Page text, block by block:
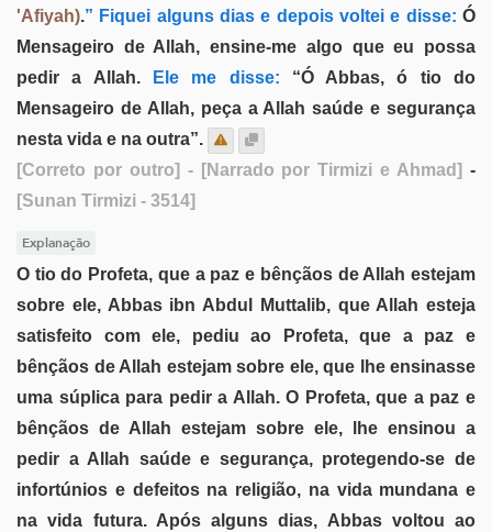
'Afiyah).” Fiquei alguns dias e depois voltei e disse: Ó
Mensageiro de Allah, ensine-me algo que eu possa
pedir a Allah.Ele me disse: “Ó Abbas, ó tio do
Mensageiro de Allah, peça a Allah saúde e segurança
nesta vida e na outra”.
[Correto por outro] - [Narrado por Tirmizi e Ahmad] -
[Sunan Tirmizi - 3514]
Explanação
O tio do Profeta, que a paz e bênçãos de Allah estejam
sobre ele, Abbas ibn Abdul Muttalib, que Allah esteja
satisfeito com ele, pediu ao Profeta, que a paz e
bênçãos de Allah estejam sobre ele, que lhe ensinasse
uma súplica para pedir a Allah. O Profeta, que a paz e
bênçãos de Allah estejam sobre ele, lhe ensinou a
pedir a Allah saúde e segurança, protegendo-se de
infortúnios e defeitos na religião, na vida mundana e
na vida futura. Após alguns dias, Abbas voltou ao